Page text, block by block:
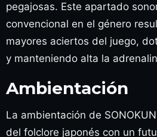
pegajosas. Este apartado
convencional en el género
mayores aciertos del juego,
y manteniendo alta la
Ambientación
La ambientación de
del folclore japonés con un